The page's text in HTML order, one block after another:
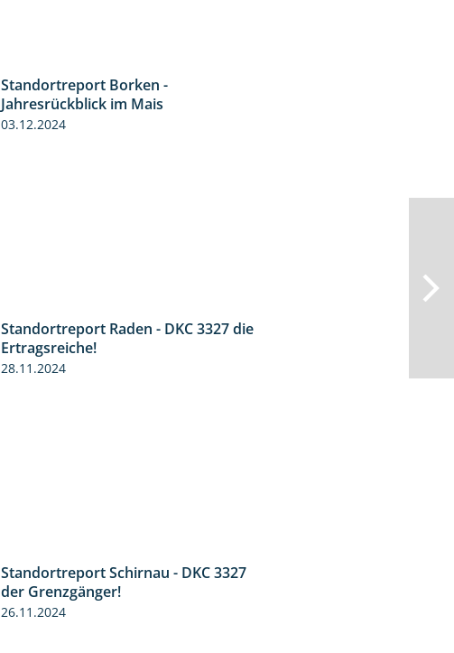
Standortreport Borken -
Jahresrückblick im Mais
Standortreport Raden - DKC 3327 die
Ertragsreiche!
28.11.2024
Standortreport Schirnau - DKC 3327
der Grenzgänger!
26.11.2024